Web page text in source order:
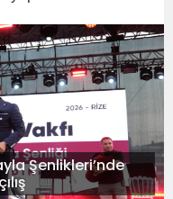
Şenlikleri’nde